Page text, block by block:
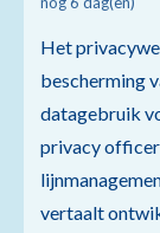
Het
bescherming
datagebruik
privacy officer
vertaalt